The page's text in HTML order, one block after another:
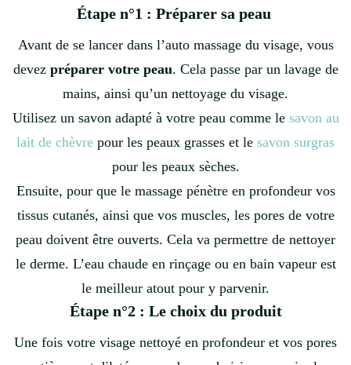
Étape n°1 : Préparer sa peau
Avant de se lancer dans l’auto massage du visage, vous
devez préparer votre peau. Cela passe par un lavage de
mains, ainsi qu’un nettoyage du visage.
Utilisez un savon adapté à votre peau comme le savon au
lait de chèvre pour les peaux grasses et le savon surgras
pour les peaux sèches.
Ensuite, pour que le massage pénètre en profondeur vos
tissus cutanés, ainsi que vos muscles, les pores de votre
peau doivent être ouverts. Cela va permettre de nettoyer
le derme. L’eau chaude en rinçage ou en bain vapeur est
le meilleur atout pour y parvenir.
Étape n°2 : Le choix du produit
Une fois votre visage nettoyé en profondeur et vos pores